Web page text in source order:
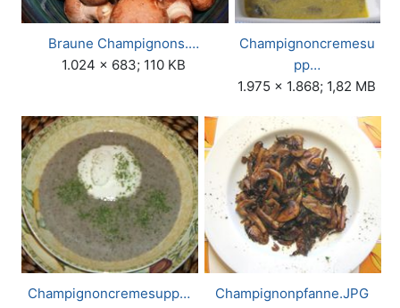
Braune Champignons.…
1.024 × 683; 110 KB
Champignoncremesu
pp…
1.975 × 1.868; 1,82 MB
Champignoncremesupp…
Champignonpfanne.JPG